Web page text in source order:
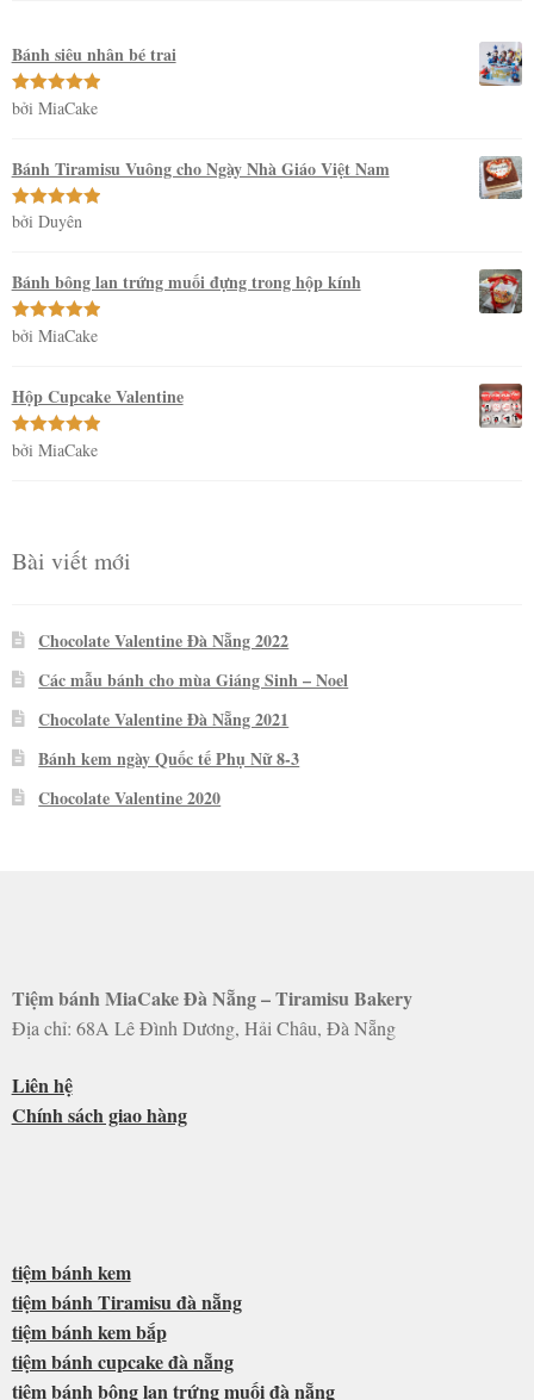
Bánh siêu nhân bé trai
Được xếp
bởi MiaCake
Bánh Tiramisu Vuông cho Ngày Nhà Giáo Việt Nam
Được xếp
bởi Duyên
Bánh bông lan trứng muối đựng trong hộp kính
Được xếp
bởi MiaCake
Hộp Cupcake Valentine
Được xếp
bởi MiaCake
Bài viết mới
Chocolate Valentine Đà Nẵng 2022
Các mẫu bánh cho mùa Giáng Sinh – Noel
Chocolate Valentine Đà Nẵng 2021
Bánh kem ngày Quốc tế Phụ Nữ 8-3
Chocolate Valentine 2020
Tiệm bánh MiaCake Đà Nẵng – Tiramisu Bakery
Địa chỉ: 68A Lê Đình Dương, Hải Châu, Đà Nẵng
Liên hệ
Chính sách giao hàng
tiệm bánh kem
tiệm bánh Tiramisu đà nẵng
tiệm bánh kem bắp
tiệm bánh cupcake đà nẵng
tiệm bánh bông lan trứng muối đà nẵng